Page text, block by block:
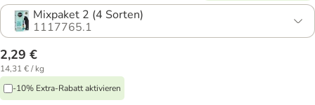
Mixpaket 2 (4 Sorten)
1117765.1
2,29 €
14,31 € / kg
-10% Extra-Rabatt aktivieren